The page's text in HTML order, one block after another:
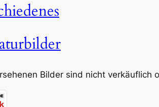
Bilder sind nicht verkäuflich